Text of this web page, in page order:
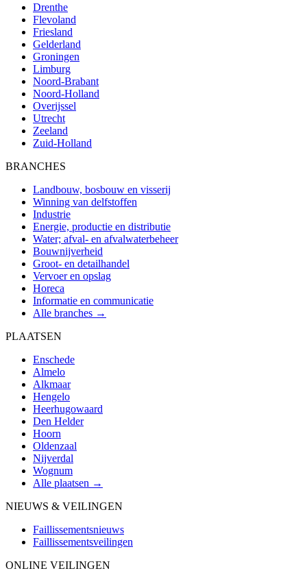
Drenthe
Flevoland
Friesland
Gelderland
Groningen
Limburg
Noord-Brabant
Noord-Holland
Overijssel
Utrecht
Zeeland
Zuid-Holland
BRANCHES
Landbouw, bosbouw en visserij
Winning van delfstoffen
Industrie
Energie, productie en distributie
Water; afval- en afvalwaterbeheer
Bouwnijverheid
Groot- en detailhandel
Vervoer en opslag
Horeca
Informatie en communicatie
Alle branches →
PLAATSEN
Enschede
Almelo
Alkmaar
Hengelo
Heerhugowaard
Den Helder
Hoorn
Oldenzaal
Nijverdal
Wognum
Alle plaatsen →
NIEUWS & VEILINGEN
Faillissementsnieuws
Faillissementsveilingen
ONLINE VEILINGEN